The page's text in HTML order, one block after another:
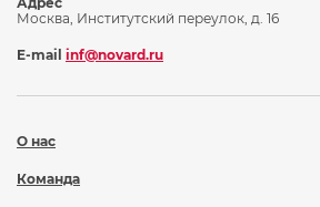
О нас
Команда
Москва, Институтский переулок, д. 16
E-mail inf@novard.ru